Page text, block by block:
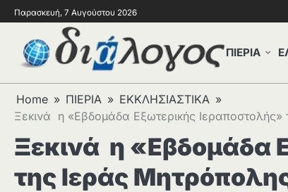
Παρασκευή, 7 Αυγούστου 2026
ΠΙΕΡΙΑ
Home ΠΙΕΡΙΑ
ΕΚΚΛΗΣΙΑΣΤΙΚΑ
Ξεκινά η «Εβδομάδα Εξωτερικής
Ξεκινά η «Εβδομάδα
της Ιεράς